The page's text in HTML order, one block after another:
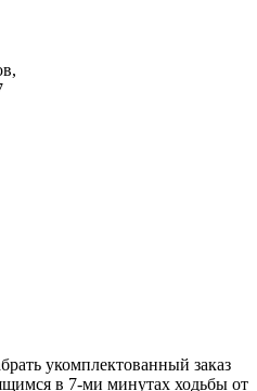
укомплектованный заказ
в 7-ми минутах ходьбы от